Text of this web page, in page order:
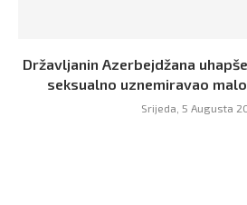
Državljanin Azerbejdžana
seksualno uznemiravao
Srijeda, 5 Augusta